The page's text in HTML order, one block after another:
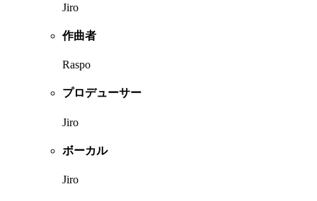
Jiro
作曲者
Raspo
プロデューサー
Jiro
ボーカル
Jiro